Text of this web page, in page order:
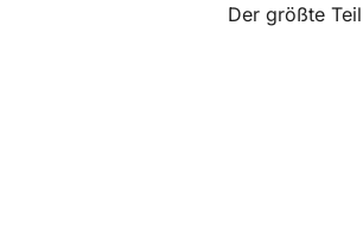
Der größte